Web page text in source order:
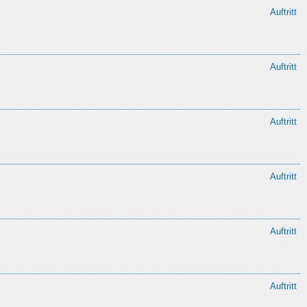
Auftritt
Auftritt
Auftritt
Auftritt
Auftritt
Auftritt